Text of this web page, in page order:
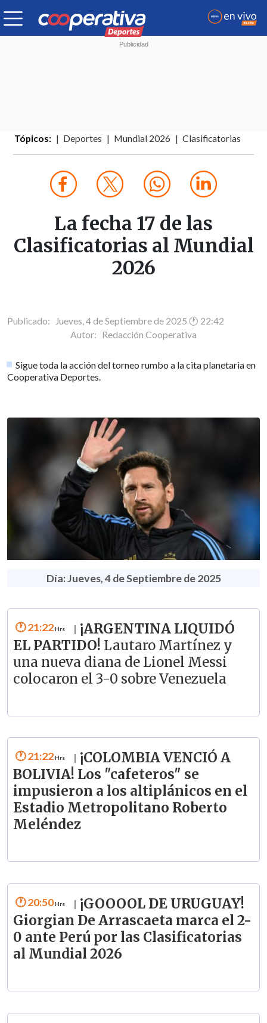
Tópicos: Deportes Mundial 2026 Clasificatorias
La fecha 17 de las
Clasificatorias al Mundial
2026
Publicado: Jueves, 4 de Septiembre de 2025 🕐 22:42
Autor: Redacción Cooperativa
Sigue toda la acción del torneo rumbo a la cita planetaria en
Cooperativa Deportes.
Día: Jueves, 4 de Septiembre de 2025
21:22
¡ARGENTINA LIQUIDÓ
EL PARTIDO! Lautaro Martínez y
una nueva diana de Lionel Messi
colocaron el 3-0 sobre Venezuela
21:22
¡COLOMBIA VENCIÓ A
BOLIVIA! Los "cafeteros" se
impusieron a los altiplánicos en el
Estadio Metropolitano Roberto
Meléndez
20:50
¡GOOOOL DE URUGUAY!
Giorgian De Arrascaeta marca el 2-
0 ante Perú por las Clasificatorias
al Mundial 2026